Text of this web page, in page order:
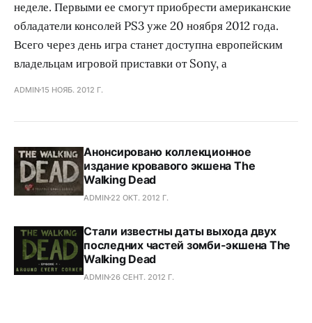
неделе. Первыми ее смогут приобрести американские
обладатели консолей PS3 уже 20 ноября 2012 года.
Всего через день игра станет доступна европейским
владельцам игровой приставки от Sony, а
ADMIN15 НОЯБ. 2012 Г.
Анонсировано коллекционное
издание кровавого экшена The
Walking Dead
ADMIN 22 ОКТ. 2012 Г.
Стали известны даты выхода двух
последних частей зомби-экшена The
Walking Dead
ADMIN 26 СЕНТ. 2012 Г.